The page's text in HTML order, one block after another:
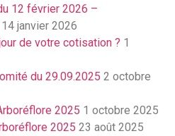
12 février 2026 –
14 janvier 2026
de votre cotisation ? 1
du 29.09.2025 2 octobre
2025 1 octobre 2025
2025 23 août 2025